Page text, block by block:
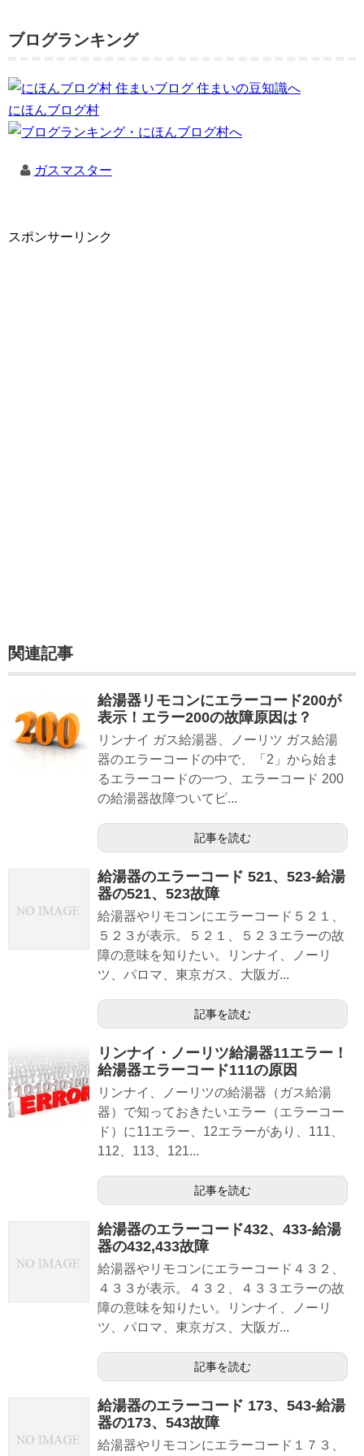
ブログランキング
にほんブログ村
ガスマスター
スポンサーリンク
関連記事
給湯器リモコンにエラーコード200が
表示！エラー200の故障原因は？
リンナイ ガス給湯器、ノーリツ ガス給湯
器のエラーコードの中で、「2」から始ま
るエラーコードの一つ、エラーコード 200
の給湯器故障ついてピ...
記事を読む
給湯器のエラーコード 521、523-給湯
器の521、523故障
給湯器やリモコンにエラーコード５２１、
５２３が表示。５２１、５２３エラーの故
障の意味を知りたい。リンナイ、ノーリ
ツ、パロマ、東京ガス、大阪ガ...
記事を読む
リンナイ・ノーリツ給湯器11エラー！
給湯器エラーコード111の原因
リンナイ、ノーリツの給湯器（ガス給湯
器）で知っておきたいエラー（エラーコー
ド）に11エラー、12エラーがあり、111、
112、113、121...
記事を読む
給湯器のエラーコード432、433-給湯
器の432,433故障
給湯器やリモコンにエラーコード４３２、
４３３が表示。４３２、４３３エラーの故
障の意味を知りたい。リンナイ、ノーリ
ツ、パロマ、東京ガス、大阪ガ...
記事を読む
給湯器のエラーコード 173、543-給湯
器の173、543故障
給湯器やリモコンにエラーコード１７３、